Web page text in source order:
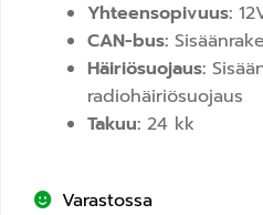
Yhteensopivuus:
CAN-bus:
Häiriösuojaus:
radiohäiriösuojaus
Takuu: 24 kk
Varastossa